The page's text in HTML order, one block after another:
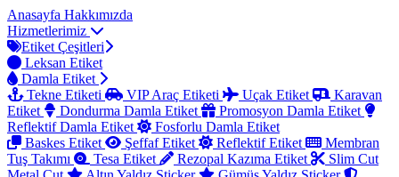
Anasayfa Hakkımızda
Hizmetlerimiz
Etiket Çeşitleri
Leksan Etiket
Damla Etiket
Tekne Etiketi
VIP Araç Etiketi Uçak Etiket
Karavan
Etiket
Dondurma Damla Etiket
Promosyon Damla Etiket
Reflektif Damla Etiket
Fosforlu Damla Etiket
Baskes Etiket
Şeffaf Etiket Reflektif Etiket
Membran
Tuş Takımı
Tesa Etiket Rezopal Kazıma Etiket
Slim Cut